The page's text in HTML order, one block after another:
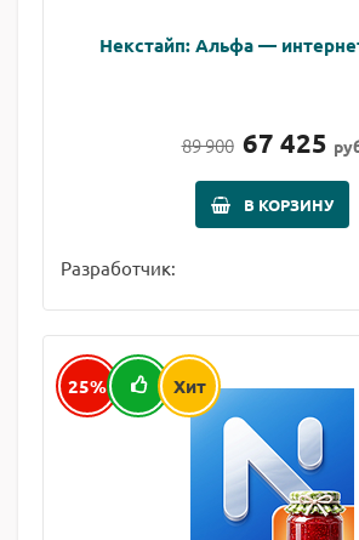
Некстайп: Альфа —
89 900 67 425
В КОРЗИНУ
Разработчик:
25% Хит